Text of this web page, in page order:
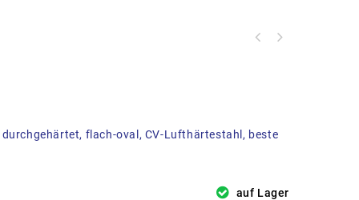
flach-oval, CV-Lufthärtestahl, beste
auf Lager